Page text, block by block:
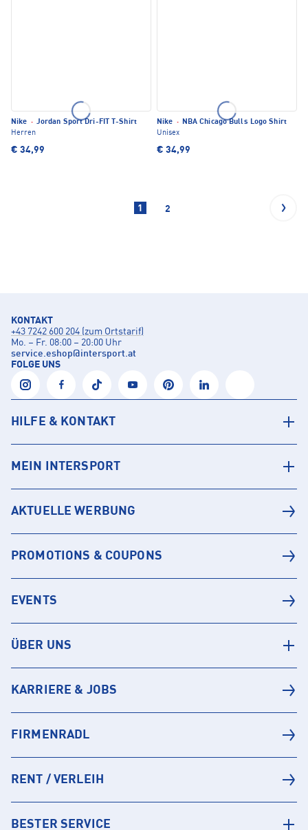
Nike · Jordan Sport Dri-FIT T-Shirt
Herren
€ 34,99
Nike · NBA Chicago Bulls Logo Shirt
Unisex
€ 34,99
1 2
KONTAKT
+43 7242 600 204 (zum Ortstarif)
Mo. – Fr. 08:00 – 20:00 Uhr
service.eshop@intersport.at
FOLGE UNS
HILFE & KONTAKT
MEIN INTERSPORT
AKTUELLE WERBUNG
PROMOTIONS & COUPONS
EVENTS
ÜBER UNS
KARRIERE & JOBS
FIRMENRADL
RENT / VERLEIH
BESTER SERVICE